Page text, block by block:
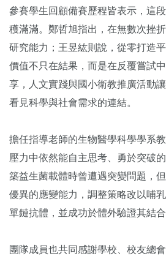
參賽學生回顧備賽歷程皆表示，這
穫滿滿。鄭哲旭指出，在無數次挫
研究能力；王昱紘則說，從零打造
價值不只在結果，而是在反覆嘗試
享，人文實踐與國小衛教推廣活動
看見科學與社會需求的連結。
擔任指導老師的生物醫學科學學系
壓力中依然能自主思考、勇於突破
築益生菌載體時曾遭遇突變問題，
優異的應變能力，調整策略改以哺
單鏈抗體，並成功於體外驗證其結合
團隊成員也共同感謝學校、校友總